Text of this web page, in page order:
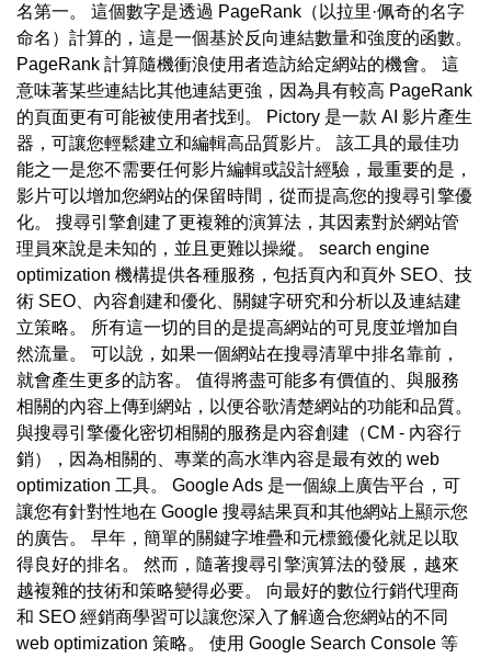
名第一。 這個數字是透過 PageRank（以拉里·佩奇的名字
命名）計算的，這是一個基於反向連結數量和強度的函數。
PageRank 計算隨機衝浪使用者造訪給定網站的機會。 這
意味著某些連結比其他連結更強，因為具有較高 PageRank
的頁面更有可能被使用者找到。 Pictory 是一款 AI 影片產生
器，可讓您輕鬆建立和編輯高品質影片。 該工具的最佳功
能之一是您不需要任何影片編輯或設計經驗，最重要的是，
影片可以增加您網站的保留時間，從而提高您的搜尋引擎優
化。 搜尋引擎創建了更複雜的演算法，其因素對於網站管
理員來說是未知的，並且更難以操縱。 search engine
optimization 機構提供各種服務，包括頁內和頁外 SEO、技
術 SEO、內容創建和優化、關鍵字研究和分析以及連結建
立策略。 所有這一切的目的是提高網站的可見度並增加自
然流量。 可以說，如果一個網站在搜尋清單中排名靠前，
就會產生更多的訪客。 值得將盡可能多有價值的、與服務
相關的內容上傳到網站，以便谷歌清楚網站的功能和品質。
與搜尋引擎優化密切相關的服務是內容創建（CM - 內容行
銷），因為相關的、專業的高水準內容是最有效的 web
optimization 工具。 Google Ads 是一個線上廣告平台，可
讓您有針對性地在 Google 搜尋結果頁和其他網站上顯示您
的廣告。 早年，簡單的關鍵字堆疊和元標籤優化就足以取
得良好的排名。 然而，隨著搜尋引擎演算法的發展，越來
越複雜的技術和策略變得必要。 向最好的數位行銷代理商
和 SEO 經銷商學習可以讓您深入了解適合您網站的不同
web optimization 策略。 使用 Google Search Console 等